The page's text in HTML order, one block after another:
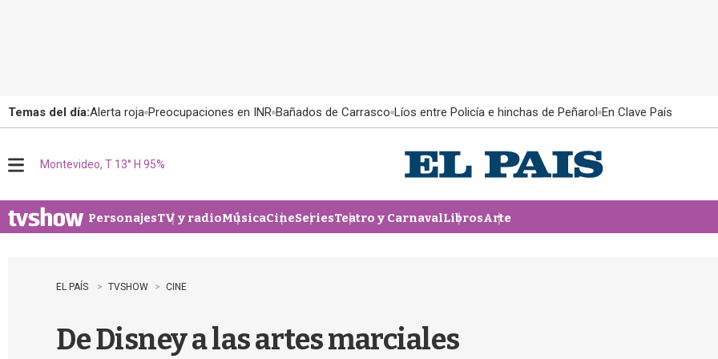
Temas del día:Alerta roja Preocupaciones en INR Bañados de Carrasco Líos entre Policía e hinchas de Peñarol En Clave País
u
Montevideo, T 13° H 95%
PersonajesTV y radioMúsicaCineSeriesTeatro y CarnavalLibrosArte
EL PAÍS TVSHOW CINE
De Disney a las artes marciales